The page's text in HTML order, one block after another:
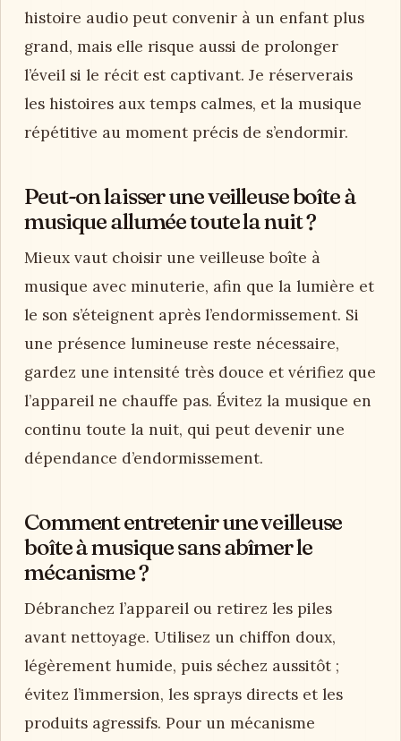
histoire audio peut convenir à un enfant plus
grand, mais elle risque aussi de prolonger
l’éveil si le récit est captivant. Je réserverais
les histoires aux temps calmes, et la musique
répétitive au moment précis de s’endormir.
Peut-on laisser une veilleuse boîte à
musique allumée toute la nuit ?
Mieux vaut choisir une veilleuse boîte à
musique avec minuterie, afin que la lumière et
le son s’éteignent après l’endormissement. Si
une présence lumineuse reste nécessaire,
gardez une intensité très douce et vérifiez que
l’appareil ne chauffe pas. Évitez la musique en
continu toute la nuit, qui peut devenir une
dépendance d’endormissement.
Comment entretenir une veilleuse
boîte à musique sans abîmer le
mécanisme ?
Débranchez l’appareil ou retirez les piles
avant nettoyage. Utilisez un chiffon doux,
légèrement humide, puis séchez aussitôt ;
évitez l’immersion, les sprays directs et les
produits agressifs. Pour un mécanisme